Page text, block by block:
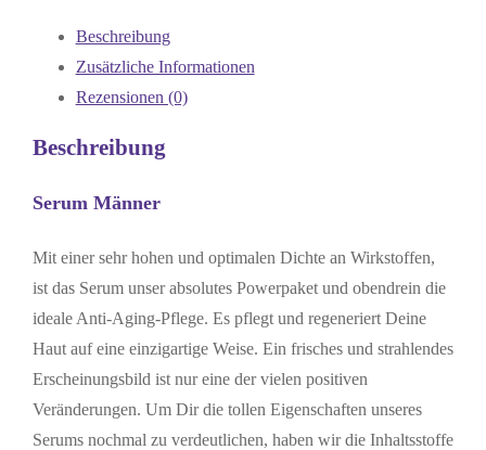
Beschreibung
Zusätzliche Informationen
Rezensionen (0)
Beschreibung
Serum Männer
Mit einer sehr hohen und optimalen Dichte an Wirkstoffen,
ist das Serum unser absolutes Powerpaket und obendrein die
ideale Anti-Aging-Pflege. Es pflegt und regeneriert Deine
Haut auf eine einzigartige Weise. Ein frisches und strahlendes
Erscheinungsbild ist nur eine der vielen positiven
Veränderungen. Um Dir die tollen Eigenschaften unseres
Serums nochmal zu verdeutlichen, haben wir die Inhaltsstoffe